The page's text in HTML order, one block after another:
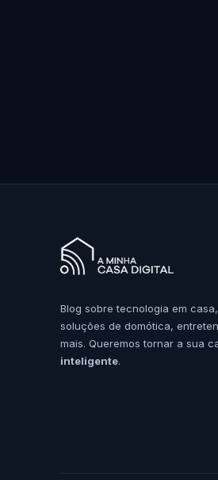
Blog sobre tecnologia em
soluções de domótica,
mais. Queremos tornar a sua
inteligente.